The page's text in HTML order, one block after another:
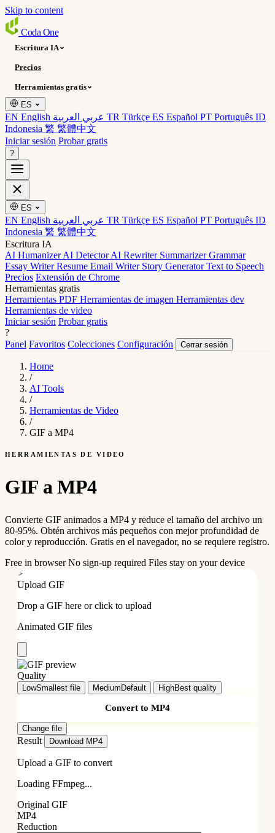
Skip to content
Coda One
Escritura IA
Precios
Herramientas gratis
ES
EN English TR Türkçe ES Español PT Português ID
Indonesia 繁 繁體中文
Iniciar sesión Probar gratis
?
ES
EN English TR Türkçe ES Español PT Português ID
Indonesia 繁 繁體中文
Escritura IA
AI HumanizerAI DetectorAI Rewriter SummarizerGrammar
Essay WriterResume Email Writer Story GeneratorText to Speech
Precios Extensión de Chrome
Herramientas gratis
Herramientas PDF Herramientas de imagen Herramientas dev
Herramientas de video
Iniciar sesión Probar gratis
?
Panel Favoritos Colecciones Configuración Cerrar sesión
Home
/
AI Tools
/
Herramientas de Video
/
GIF a MP4
HERRAMIENTAS DE VIDEO
GIF a MP4
Convierte GIF animados a MP4 y reduce el tamaño del archivo un
80-95%. Obtén archivos más pequeños con mejor profundidad de
color y reproducción. Gratis en el navegador, no se requiere registro.
Free in browserNo sign-up required Files stay on your device
>
Upload GIF
Drop a GIF here or click to upload
Animated GIF files
Quality
LowSmallest file Medium Default HighBest quality
Convert to MP4
Change file
Result Download MP4
Upload a GIF to convert
Loading FFmpeg...
Original GIF
MP4
Reduction